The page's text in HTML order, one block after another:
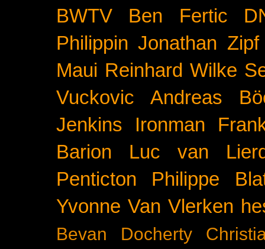
BWTV
Ben Fertic
Philippin Jonathan Zipf
Maui Reinhard Wilke
Vuckovic
Andreas
Jenkins
Ironman
Barion
Luc van
Penticton
Philippe
Yvonne Van Vlerken
Bevan Docherty